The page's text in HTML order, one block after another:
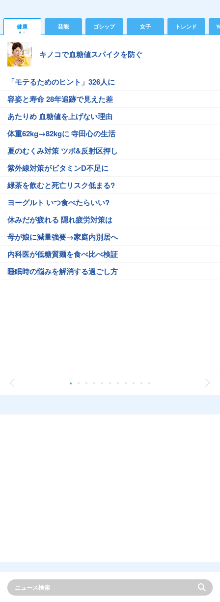
健康 芸能 ゴシップ 女子 トレンド
キノコで血糖値スパイクを防ぐ
「モテるためのヒント」326人に
容姿と寿命 28年追跡で見えた差
あたりめ 血糖値を上げない理由
体重62kg→82kgに 寺田心の生活
夏のむくみ対策 ツボ&反射区押し
紫外線対策がビタミンD不足に
緑茶を飲むと死亡リスク低まる?
ヨーグルト いつ食べたらいい?
休みだが疲れる 隠れ疲労対策は
母が娘に減量強要→家庭内別居へ
内科医が低糖質麺を食べ比べ検証
睡眠時の悩みを解消する過ごし方